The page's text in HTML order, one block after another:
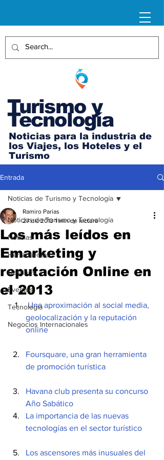
Turismo y
Tecnología
Noticias para la industria de
los Viajes, los Hoteles y el
Turismo
Entrada
Noticias de Turismo y Tecnología
Noticias
Herramientas
Destinos
Eventos
Tecnología
Negocios Internacionales
Noticias de Turismo y Tecnología
Los más leídos en
Emarketing y
reputación Online en
el 2013
Ramiro Parias
27 dic 2013 1 min de lectura
Una aproximación al social media,
geolocalización y la reputación
online
Foursquare, una gran herramienta
de promoción turística
Havana club presenta su concurso
Año Sabático
La importancia de las nuevas
tecnologías en el sector turístico
Los ascensores más inusuales del